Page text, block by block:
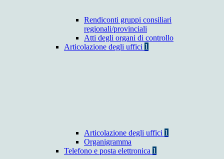
Rendiconti gruppi consiliari
regionali/provinciali
Atti degli organi di controllo
Articolazione degli uffici 1
Articolazione degli uffici 1
Organigramma
Telefono e posta elettronica 1